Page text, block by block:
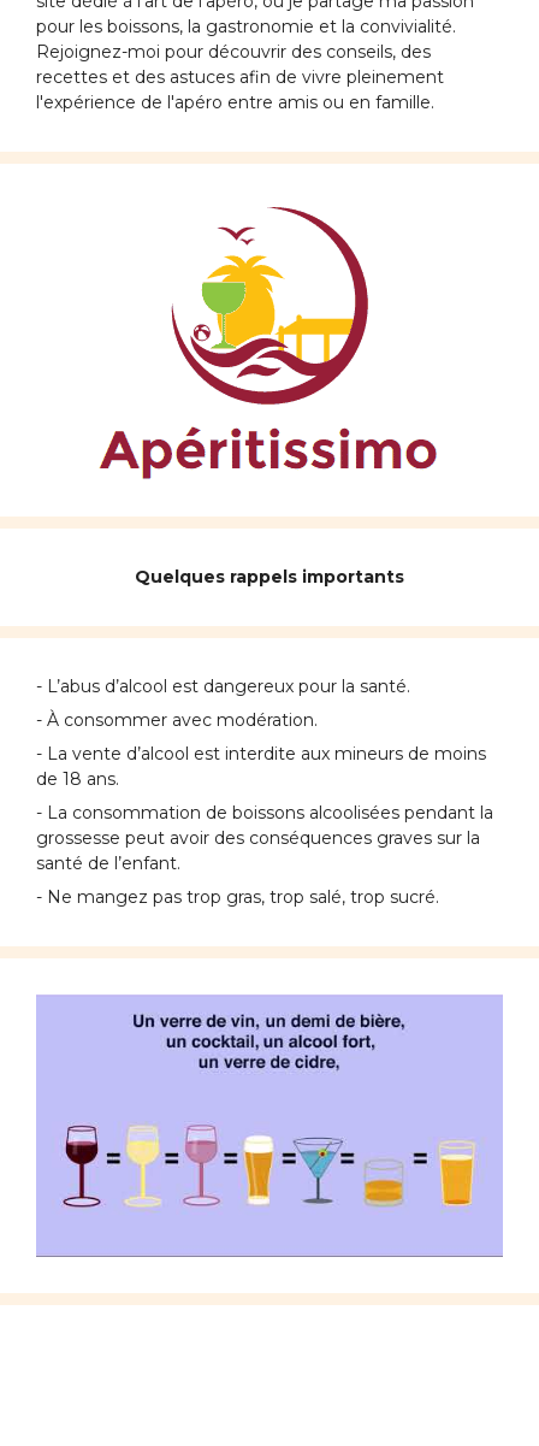
pour les boissons, la gastronomie et la convivialité.
Rejoignez-moi pour découvrir des conseils, des
recettes et des astuces afin de vivre pleinement
l'expérience de l'apéro entre amis ou en famille.
Quelques rappels importants
- L’abus d’alcool est dangereux pour la santé.
- À consommer avec modération.
- La vente d’alcool est interdite aux mineurs de moins
de 18 ans.
- La consommation de boissons alcoolisées pendant la
grossesse peut avoir des conséquences graves sur la
santé de l’enfant.
- Ne mangez pas trop gras, trop salé, trop sucré.